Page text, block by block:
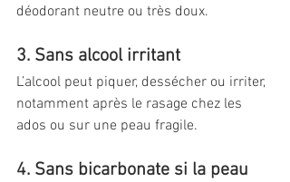
déodorant neutre ou très doux.
3. Sans alcool irritant
L’alcool peut piquer, dessécher ou irriter,
notamment après le rasage chez les
ados ou sur une peau fragile.
4. Sans bicarbonate si la peau